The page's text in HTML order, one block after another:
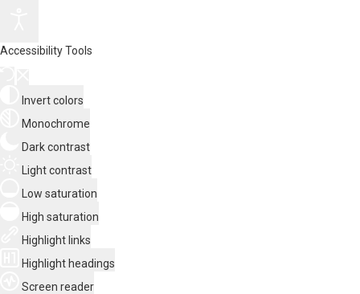
Accessibility Tools
Invert colors
Monochrome
Dark contrast
Light contrast
Low saturation
High saturation
Highlight links
Highlight headings
Screen reader